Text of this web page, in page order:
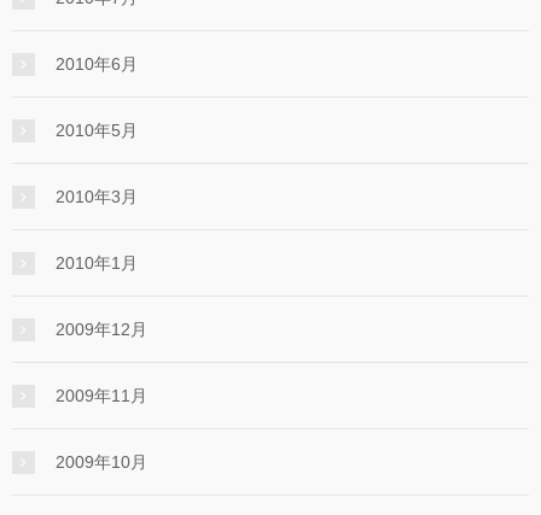
2010年6月
2010年5月
2010年3月
2010年1月
2009年12月
2009年11月
2009年10月